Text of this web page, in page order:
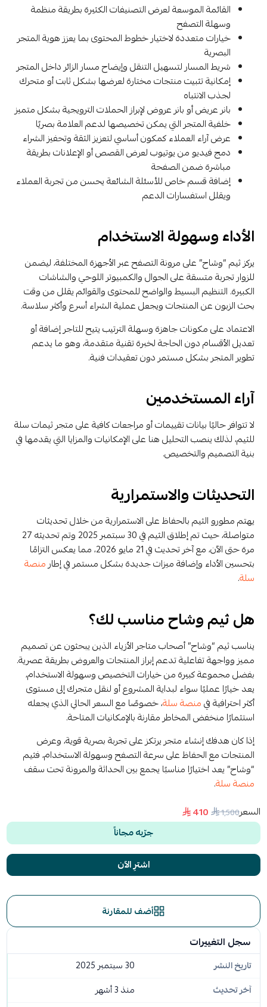
السعر1٬500
410
جرّبه مجاناً
اشترِ الآن
أضف للمقارنة
سجل التغييرات
تاريخ النشر
30 سبتمبر 2025
آخر تحديث
منذ 3 أشهر
القائمة الموسعة لعرض التصنيفات الكثيرة بطريقة منظمة
وسهلة التصفح
خيارات متعددة لاختيار خطوط المحتوى بما يعزز هوية المتجر
البصرية
شريط المسار لتسهيل التنقل وإيضاح مسار الزائر داخل المتجر
إمكانية تثبيت منتجات مختارة لعرضها بشكل ثابت أو متحرك
لجذب الانتباه
بانر عريض أو بانر عروض لإبراز الحملات الترويجية بشكل متميز
خلفية المتجر التي يمكن تخصيصها لدعم العلامة بصريًا
عرض آراء العملاء كمكون أساسي لتعزيز الثقة وتحفيز الشراء
دمج فيديو من يوتيوب لعرض القصص أو الإعلانات بطريقة
مباشرة ضمن الصفحة
إضافة قسم خاص للأسئلة الشائعة يحسن من تجربة العملاء
ويقلل استفسارات الدعم
الأداء وسهولة الاستخدام
يركز ثيم “وشاح” على مرونة التصفح عبر الأجهزة المختلفة، ليضمن
للزوار تجربة متسقة على الجوال والكمبيوتر اللوحي والشاشات
الكبيرة. التنظيم البسيط والواضح للمحتوى والقوائم يقلل من وقت
بحث الزبون عن المنتجات ويجعل عملية الشراء أسرع وأكثر سلاسة.
الاعتماد على مكونات جاهزة وسهلة الترتيب يتيح للتاجر إضافة أو
تعديل الأقسام دون الحاجة لخبرة تقنية متقدمة، وهو ما يدعم
تطوير المتجر بشكل مستمر دون تعقيدات فنية.
آراء المستخدمين
لا تتوافر حاليًا بيانات تقييمات أو مراجعات كافية على متجر ثيمات سلة
للثيم، لذلك ينصب التحليل هنا على الإمكانيات والمزايا التي يقدمها في
بنية التصميم والتخصيص.
التحديثات والاستمرارية
يهتم مطورو الثيم بالحفاظ على الاستمرارية من خلال تحديثات
متواصلة، حيث تم إطلاق الثيم في 30 سبتمبر 2025 وتم تحديثه 27
مرة حتى الآن، مع آخر تحديث في 21 مايو 2026، مما يعكس التزامًا
بتحسين الأداء وإضافة ميزات جديدة بشكل مستمر في إطارمنصة
سلة.
هل ثيم وشاح مناسب لك؟
يناسب ثيم “وشاح” أصحاب متاجر الأزياء الذين يبحثون عن تصميم
مميز وواجهة تفاعلية تدعم إبراز المنتجات والعروض بطريقة عصرية.
بفضل مجموعة كبيرة من خيارات التخصيص وسهولة الاستخدام،
يعد خيارًا عمليًا سواء لبداية المشروع أو لنقل متجرك إلى مستوى
أكثر احترافية فيمنصة سلة، خصوصًا مع السعر الحالي الذي يجعله
استثمارًا منخفض المخاطر مقارنة بالإمكانيات المتاحة.
إذا كان هدفك إنشاء متجر يرتكز على تجربة بصرية قوية، وعرض
المنتجات مع الحفاظ على سرعة التصفح وسهولة الاستخدام، فثيم
“وشاح” يعد اختيارًا مناسبًا يجمع بين الحداثة والمرونة تحت سقف
منصة سلة.